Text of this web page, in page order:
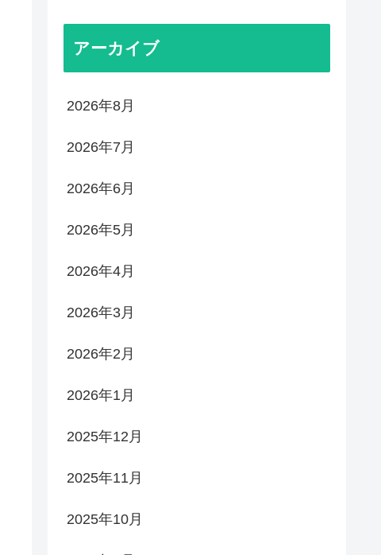
アーカイブ
2026年8月
2026年7月
2026年6月
2026年5月
2026年4月
2026年3月
2026年2月
2026年1月
2025年12月
2025年11月
2025年10月